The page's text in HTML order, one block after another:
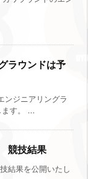
ラウンドは予
ンジニアリングラ
ます。 ...
競技結果
結果を公開いたし